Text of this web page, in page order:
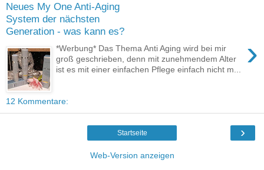
Neues My One Anti-Aging
System der nächsten
Generation - was kann es?
›
*Werbung* Das Thema Anti Aging wird bei mir
groß geschrieben, denn mit zunehmendem Alter
ist es mit einer einfachen Pflege einfach nicht m...
12 Kommentare:
›
Startseite
Web-Version anzeigen